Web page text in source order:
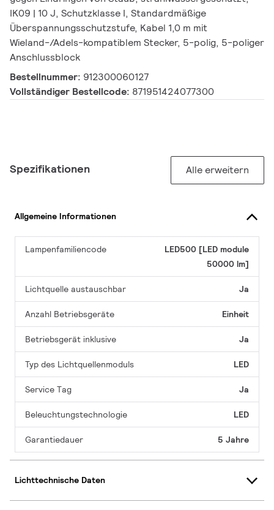
IK09 | 10 J, Schutzklasse I, Standardmäßige
Überspannungsschutzstufe, Kabel 1,0 m mit
Wieland-/Adels-kompatiblem Stecker, 5-polig, 5-poliger
Anschlussblock
Bestellnummer: 912300060127
Vollständiger Bestellcode: 871951424077300
Spezifikationen Alle erweitern
Allgemeine Informationen
Lampenfamiliencode
LED500 [LED module
50000 lm]
Lichtquelle austauschbar Ja
Anzahl Betriebsgeräte Einheit
Betriebsgerät inklusive Ja
Typ des Lichtquellenmoduls LED
Service Tag Ja
Beleuchtungstechnologie LED
Garantiedauer 5 Jahre
Lichttechnische Daten